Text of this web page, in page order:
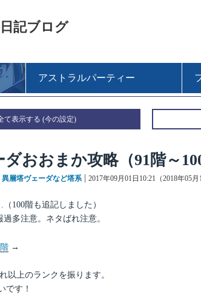
記ブログ
アストラルパーティー
て表示する
おおまか攻略（91階～100
異層塔ヴェーダなど塔系
投
日:
2017年09月01日10:21（2018年05月
100階も追記しました）
多注意。ネタばれ注意。
→
以上のランクを振ります。
です！